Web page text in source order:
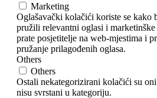
Marketing
Oglašavački kolačići koriste se kako
pružili relevantni oglasi i
prate posjetitelje na web-mjestima i
pružanje prilagođenih oglasa.
Others
Others
Ostali nekategorizirani kolačići su
nisu svrstani u kategoriju.